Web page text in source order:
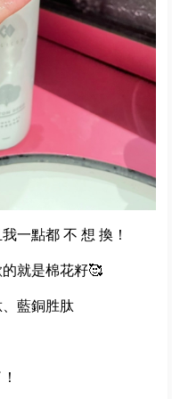
我一點都 不 想 換！
就是棉花籽🥰
藍銅胜肽